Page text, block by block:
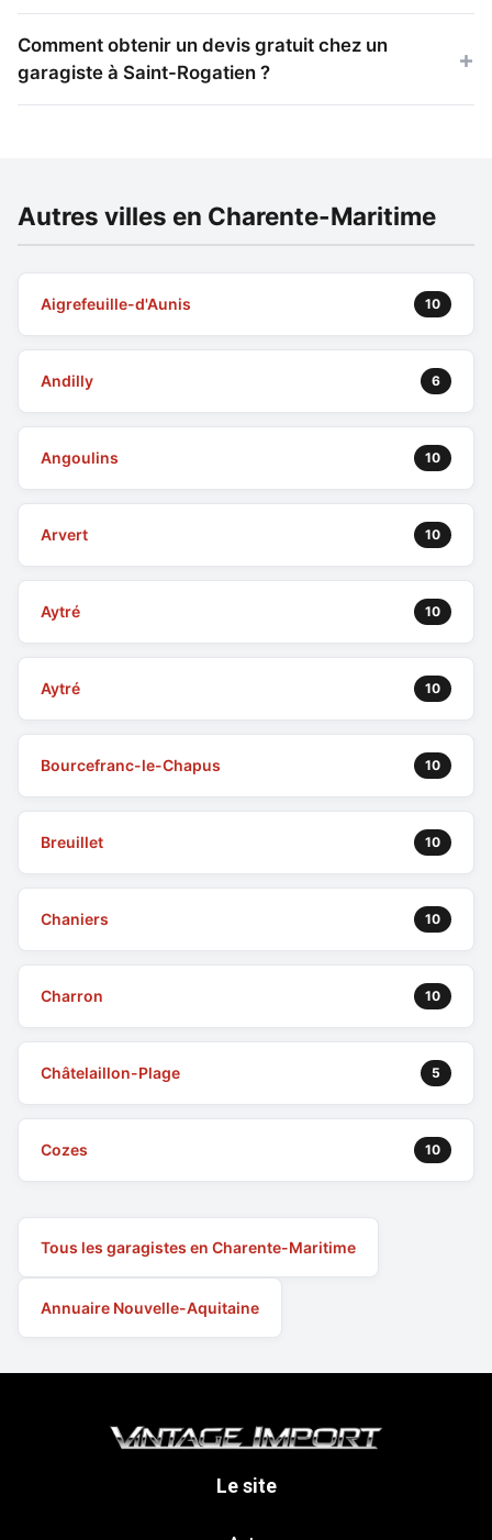
Comment obtenir un devis gratuit chez un
garagiste à Saint-Rogatien ?
Autres villes en Charente-Maritime
Aigrefeuille-d'Aunis 10
Andilly 6
Angoulins 10
Arvert 10
Aytré 10
Aytré 10
Bourcefranc-le-Chapus 10
Breuillet 10
Chaniers 10
Charron 10
Châtelaillon-Plage 5
Cozes 10
Tous les garagistes en Charente-Maritime
Annuaire Nouvelle-Aquitaine
Le site